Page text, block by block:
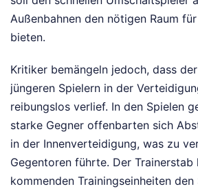
Außenbahnen den nötigen Raum
bieten.
Kritiker bemängeln jedoch, dass
jüngeren Spielern in der
reibungslos verlief. In den Spielen
starke Gegner offenbarten sich
in der Innenverteidigung, was zu
Gegentoren führte. Der
kommenden Trainingseinheiten